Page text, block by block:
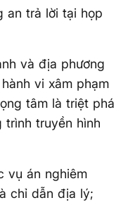
an trả lời tại họp
và địa phương
vi xâm phạm
tâm là triệt phá
truyền hình
vụ án nghiêm
chỉ dẫn địa lý;